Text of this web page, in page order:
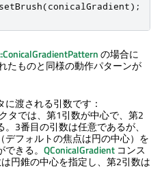
setBrush(conicalGradient);
の場合に
たものと同様の動作パターンが
渡される引数です：
タでは、第1引数が中心で、第2
3番目の引数は任意であるが、
フォルトの焦点は円の中心）を
きる。 QConicalGradient コンス
円錐の中心を指定し、第2引数は